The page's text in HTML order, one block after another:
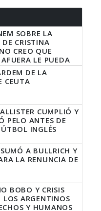
SOBRE LA
DE CRISTINA
CREO QUE
LE PUEDA
LO QUE
DE LA
CEUTA
CUMPLIÓ Y
PELO ANTES DE
INGLÉS
A BULLRICH Y
LA RENUNCIA DE
BOBO Y CRISIS
LOS ARGENTINOS
Y HUMANOS